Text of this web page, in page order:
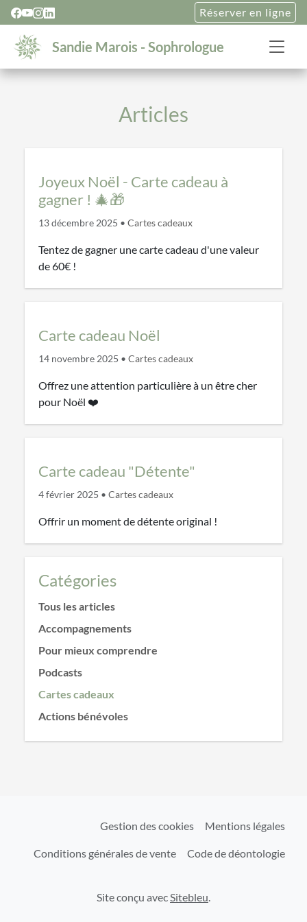
Réserver en ligne
Sandie Marois - Sophrologue
Articles
Joyeux Noël - Carte cadeau à
gagner ! 🎄🎁
13 décembre 2025 • Cartes cadeaux
Tentez de gagner une carte cadeau d'une valeur
de 60€ !
Carte cadeau Noël
14 novembre 2025 • Cartes cadeaux
Offrez une attention particulière à un être cher
pour Noël ❤️
Carte cadeau "Détente"
4 février 2025 • Cartes cadeaux
Offrir un moment de détente original !
Catégories
Tous les articles
Accompagnements
Pour mieux comprendre
Podcasts
Cartes cadeaux
Actions bénévoles
Gestion des cookies Mentions légales
Conditions générales de vente Code de déontologie
Site conçu avecSitebleu.